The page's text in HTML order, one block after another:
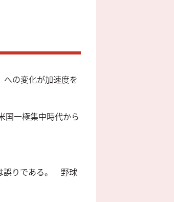
への変化が加速度を
国一極集中時代から
誤りである。 野球